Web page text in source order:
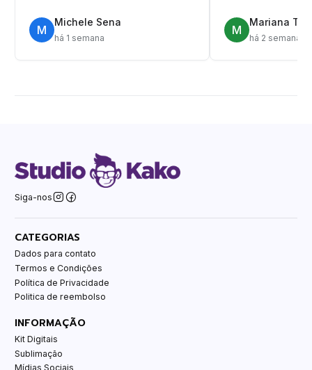
M
Michele Sena
há 1 semana
M
Mariana T.
há 2 semanas
Siga-nos
CATEGORIAS
Dados para contato
Termos e Condições
Política de Privacidade
Politica de reembolso
INFORMAÇÃO
Kit Digitais
Sublimação
Mídias Sociais